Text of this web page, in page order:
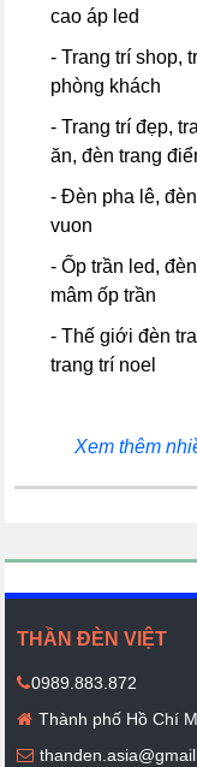
cao áp led
- Trang trí shop,
phòng khách
- Trang trí đẹp,
ăn, đèn trang
- Đèn pha lê,
vuon
- Ốp trần led,
mâm ốp trần
- Thế giới đèn
trang trí noel
Xem thêm
THẦN ĐÈN VIỆT
0989.883.872
Thành phố Hồ Chí